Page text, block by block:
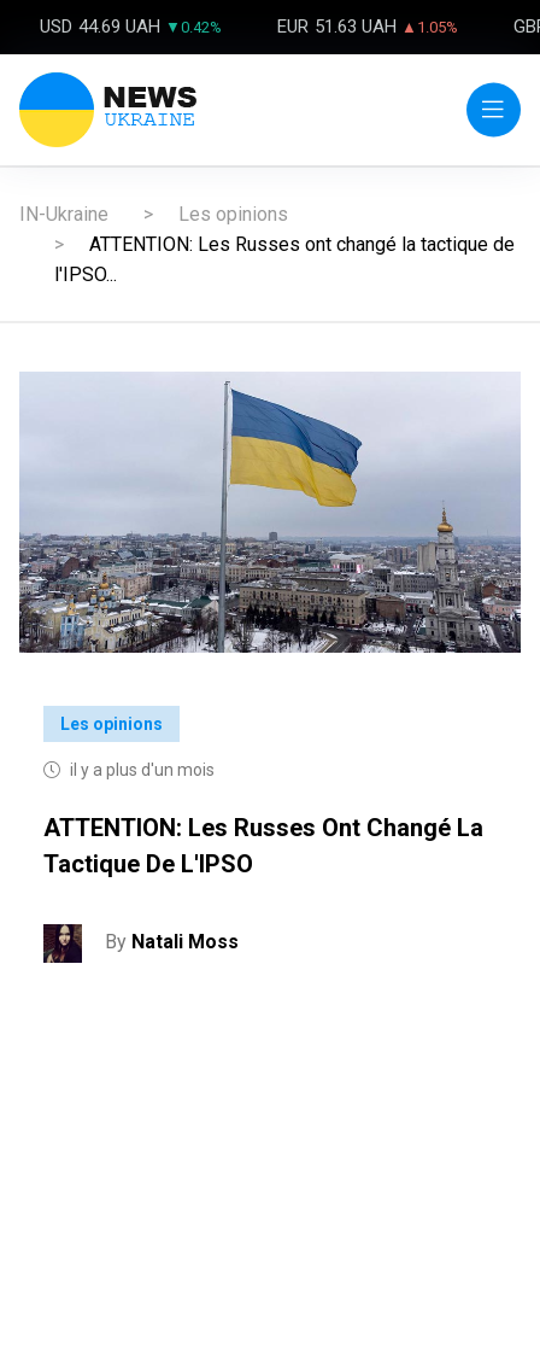
USD 44.69 UAH ▼0.42% EUR 51.63 UAH ▲1.05%
IN-Ukraine
Les opinions
ATTENTION: Les Russes ont changé la tactique de
l'IPSO...
Les opinions
il y a plus d'un mois
ATTENTION: Les Russes Ont Changé La
Tactique De L'IPSO
By Natali Moss